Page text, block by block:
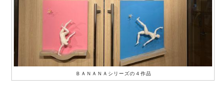
ＢＡＮＡＮＡシリーズの４作品